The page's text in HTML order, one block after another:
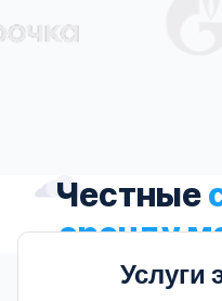
Честные
аренду
Услуги